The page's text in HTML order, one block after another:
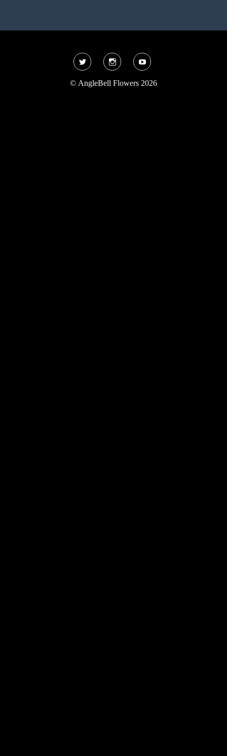
© AngleBell Flowers 2026